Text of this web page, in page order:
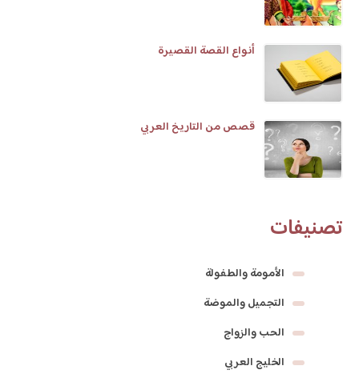
أنواع القصة القصيرة
قصص من التاريخ العربي
تصنيفات
الأمومة والطفولة
التجميل والموضة
الحب والزواج
الخليج العربي